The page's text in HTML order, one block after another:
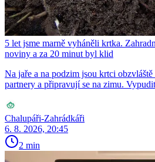
5 let jsme marně vyháněli krtka.
noviny a za 20 minut byl klid
Na jaře a na podzim jsou krtci
partnery a připravují se na zimu.
Chalupáři-Zahrádkáři
6. 8. 2026, 20:45
2 min